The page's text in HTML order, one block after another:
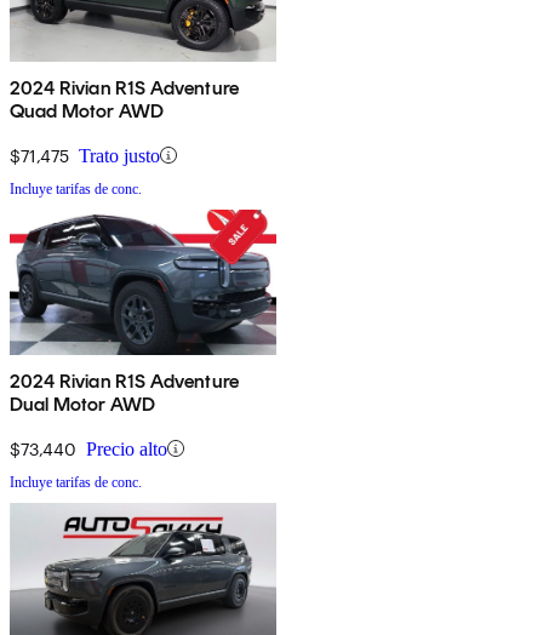
2024 Rivian R1S Adventure
Quad Motor AWD
$71,475 Trato justo
Incluye tarifas de conc.
2024 Rivian R1S Adventure
Dual Motor AWD
$73,440 Precio alto
Incluye tarifas de conc.